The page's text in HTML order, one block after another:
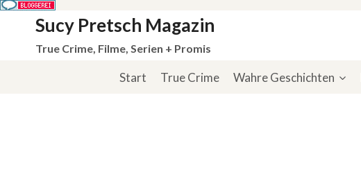
springen
Sucy Pretsch Magazin
True Crime, Filme, Serien + Promis
Start True Crime Wahre Geschichten